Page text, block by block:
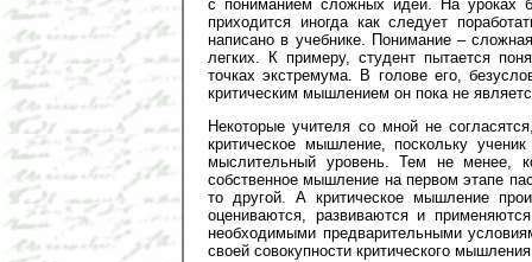
с пониманием сложных идей. На уроках
приходится иногда как следует
написано в учебнике. Понимание –
легких. К примеру, студент пытается
точках экстремума. В голове его,
критическим мышлением он пока не
Некоторые учителя со мной не
критическое мышление, поскольку
мыслительный уровень. Тем не менее,
собственное мышление на первом этапе
то другой. А критическое мышление
оцениваются, развиваются и
необходимыми предварительными
своей совокупности критического